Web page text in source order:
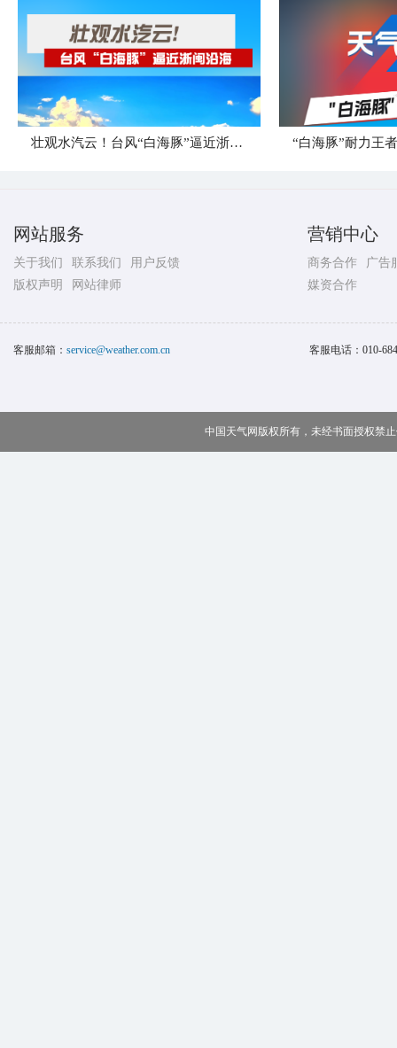
壮观水汽云！台风“白海豚”逼近浙闽沿海
网站服务
关于我们 联系我们
用户反馈
版权声明
网站律师
营销中心
商务合作
广告
媒资合作
客服邮箱： service@weather.com.cn 客服电话： 010-
中国天气网版权所有，未经书面授权